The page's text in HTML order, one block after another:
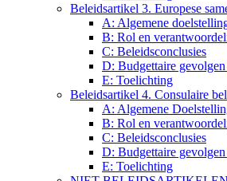
Beleidsartikel 3. Europese
A: Algemene
B: Rol en
C: Beleidsconclusies
D: Budgettaire
E: Toelichting
Beleidsartikel 4. Consulaire
A: Algemene
B: Rol en
C: Beleidsconclusies
D: Budgettaire
E: Toelichting